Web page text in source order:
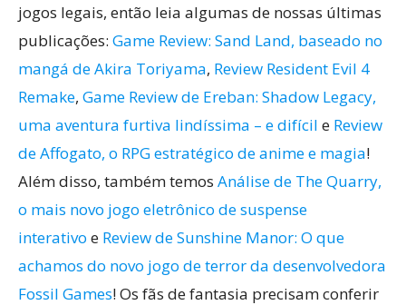
jogos legais, então leia algumas de nossas últimas
publicações: Game Review: Sand Land, baseado no
mangá de Akira Toriyama, Review Resident Evil 4
Remake, Game Review de Ereban: Shadow Legacy,
uma aventura furtiva lindíssima – e difícil e Review
de Affogato, o RPG estratégico de anime e magia!
Além disso, também temos Análise de The Quarry,
o mais novo jogo eletrônico de suspense
interativo e Review de Sunshine Manor: O que
achamos do novo jogo de terror da desenvolvedora
Fossil Games! Os fãs de fantasia precisam conferir